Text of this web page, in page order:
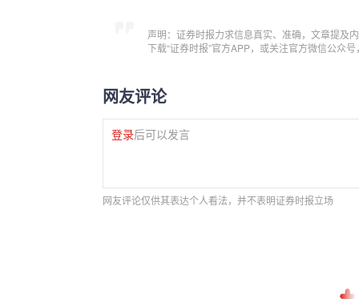
声明：证券时报力求信息真实、准确，文章提及
下载“证券时报”官方APP，或关注官方微信公众
网友评论
登录后可以发言
网友评论仅供其表达个人看法，并不表明证券时报立场